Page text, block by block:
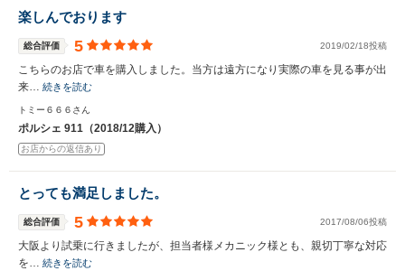
楽しんでおります
総合評価 5 2019/02/18投稿
こちらのお店で車を購入しました。当方は遠方になり実際の車を見る事が出
来… 続きを読む
トミー６６６さん
ポルシェ 911（2018/12購入）
お店からの返信あり
とっても満足しました。
総合評価 5 2017/08/06投稿
大阪より試乗に行きましたが、担当者様メカニック様とも、親切丁寧な対応
を… 続きを読む